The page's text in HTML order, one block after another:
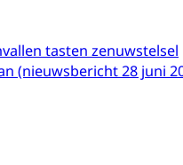
tasten zenuwstelsel
(nieuwsbericht 28 juni